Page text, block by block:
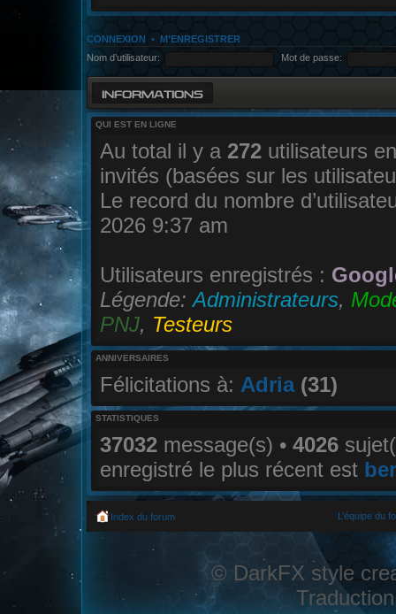
CONNEXION • M’ENREGISTRER
Nom d’utilisateur:
Mot de passe:
INFORMATIONS
QUI EST EN LIGNE
Au total il y a 272 utilisateurs
invités (basées sur les
Le record du nombre
2026 9:37 am
Utilisateurs enregistrés :
Légende:Administrateurs,
PNJ, Testeurs
ANNIVERSAIRES
Félicitations à: Adria(31)
STATISTIQUES
37032 message(s) • 4026
enregistré le plus récent est
Index du forum L’équipe du
© DarkFX style